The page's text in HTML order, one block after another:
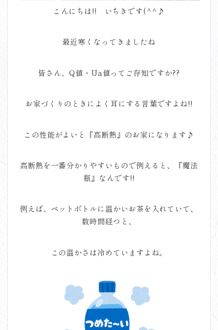
こんにちは!! いちきです(^^♪
最近寒くなってきましたね
皆さん、Q値・Ua値ってご存知ですか??
お家づくりのときによく耳にする言葉ですよね!!
この性能がよいと『高断熱』のお家になります♪
高断熱を一番分かりやすいもので例えると、『魔法
瓶』なんです!!
例えば、ペットボトルに温かいお茶を入れていて、
数時間経つと、
この温かさは冷めていますよね。